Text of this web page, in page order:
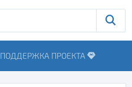
ПОДДЕРЖКА ПРОЕКТА